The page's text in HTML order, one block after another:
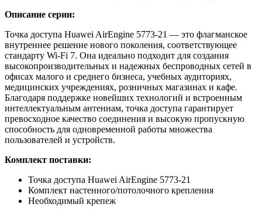
Описание серии:
Точка доступа Huawei AirEngine 5773-21 — это флагманское
внутреннее решение нового поколения, соответствующее
стандарту Wi-Fi 7. Она идеально подходит для создания
высокопроизводительных и надежных беспроводных сетей в
офисах малого и среднего бизнеса, учебных аудиториях,
медицинских учреждениях, розничных магазинах и кафе.
Благодаря поддержке новейших технологий и встроенным
интеллектуальным антеннам, точка доступа гарантирует
превосходное качество соединения и высокую пропускную
способность для одновременной работы множества
пользователей и устройств.
Комплект поставки:
Точка доступа Huawei AirEngine 5773-21
Комплект настенного/потолочного крепления
Необходимый крепеж